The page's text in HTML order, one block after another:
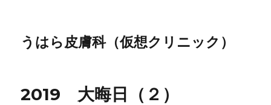
うはら皮膚科（仮想クリニック）
2019 大晦日（２）